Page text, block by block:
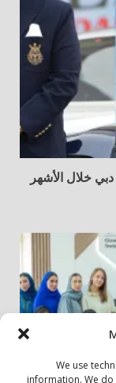
We use
information. We
11 مشروعاً في دبي خلال الأشهر